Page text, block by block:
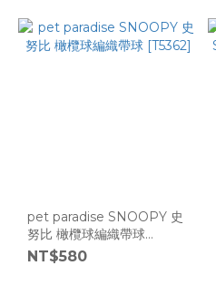
pet paradise SNOOPY 史
努比 橄欖球編織帶球
[T5362]
NT$580